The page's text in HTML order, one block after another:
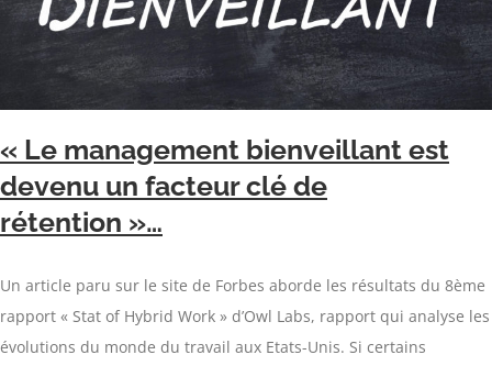
« Le management bienveillant est
devenu un facteur clé de
rétention »…
Un article paru sur le site de Forbes aborde les résultats du 8ème
rapport « Stat of Hybrid Work » d’Owl Labs, rapport qui analyse les
évolutions du monde du travail aux Etats-Unis. Si certains